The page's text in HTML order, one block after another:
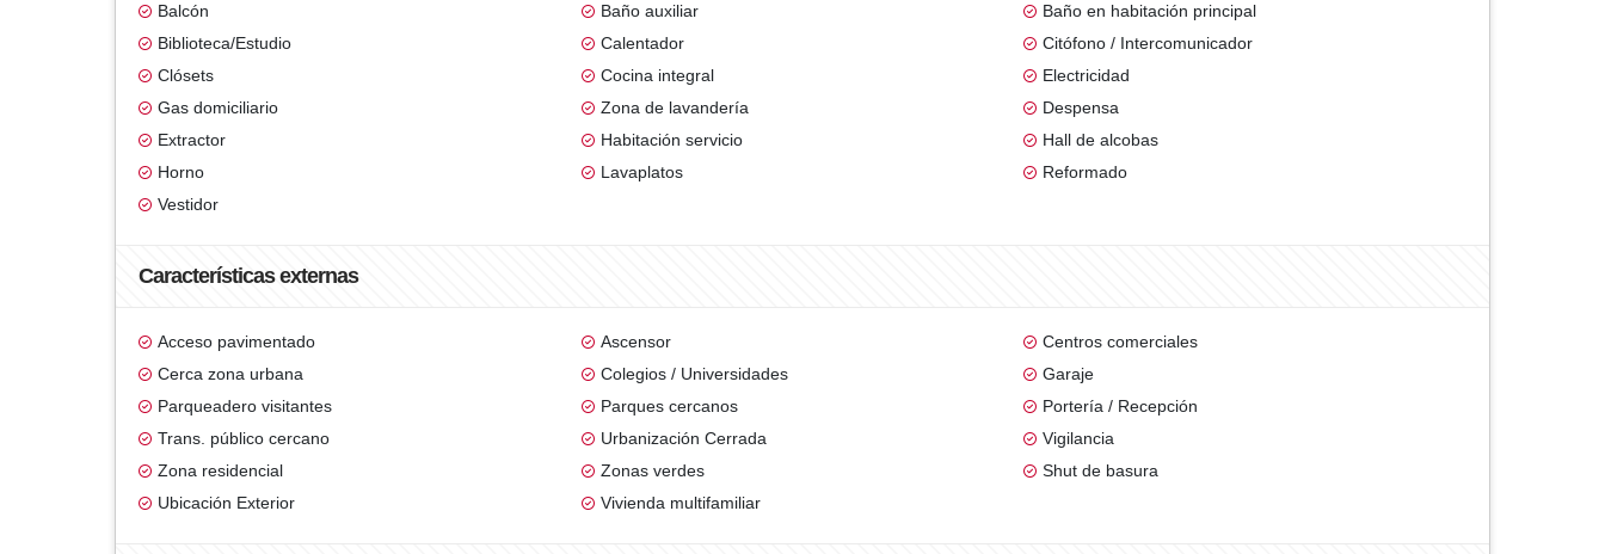
Balcón
Baño auxiliar
Baño en habitación principal
Biblioteca/Estudio
Calentador
Citófono / Intercomunicador
Clósets
Cocina integral
Electricidad
Gas domiciliario
Zona de lavandería
Despensa
Extractor
Habitación servicio
Hall de alcobas
Horno
Lavaplatos
Reformado
Vestidor
Características externas
Acceso pavimentado Ascensor
Centros comerciales
Cerca zona urbana
Colegios / Universidades
Garaje
Parqueadero visitantes
Parques cercanos
Portería / Recepción
Trans. público cercano
Urbanización Cerrada
Vigilancia
Zona residencial
Zonas verdes
Shut de basura
Ubicación Exterior
Vivienda multifamiliar